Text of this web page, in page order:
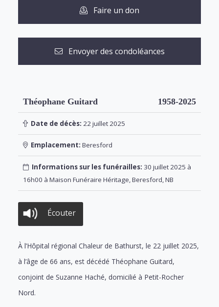
Faire un don
Envoyer des condoléances
Théophane Guitard 1958-2025
Date de décès: 22 juillet 2025
Emplacement: Beresford
Informations sur les funérailles: 30 juillet 2025 à
16h00 à Maison Funéraire Héritage, Beresford, NB
Écouter
À l’Hôpital régional Chaleur de Bathurst, le 22 juillet 2025,
à l’âge de 66 ans, est décédé Théophane Guitard,
conjoint de Suzanne Haché, domicilié à Petit-Rocher
Nord.